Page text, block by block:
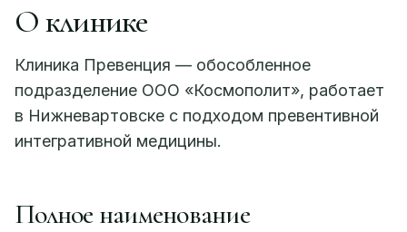
О клинике
Клиника Превенция — обособленное
подразделение ООО «Космополит», работает
в Нижневартовске с подходом превентивной
интегративной медицины.
Полное наименование